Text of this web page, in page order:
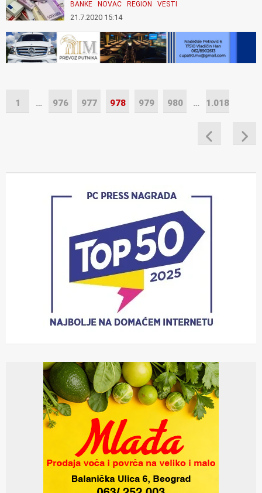
BANKE NOVAC REGION VESTI
21.7.2020 15:14
1 … 976 977 978 979 980 … 1.018